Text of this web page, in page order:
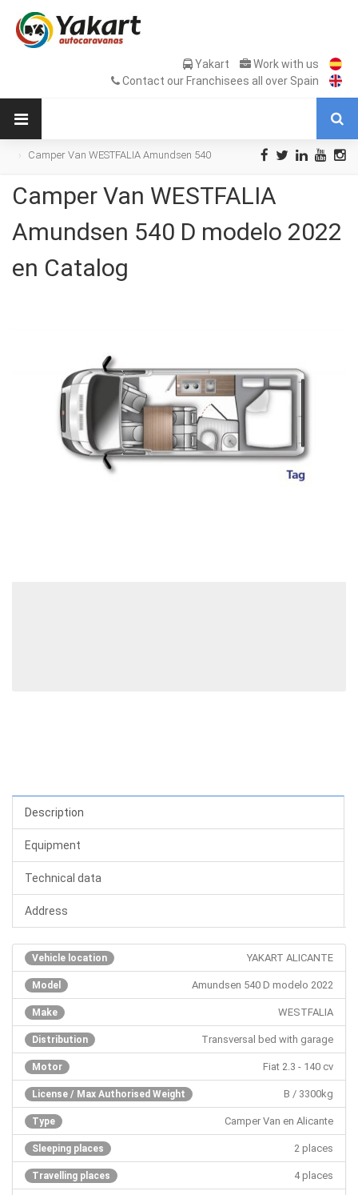
Yakart
Work with us
Contact our Franchisees all over Spain
Camper Van WESTFALIA Amundsen 540
Camper Van WESTFALIA
Amundsen 540 D modelo 2022
en Catalog
Description
Equipment
Technical data
Address
Vehicle location YAKART ALICANTE
Model Amundsen 540 D modelo 2022
Make WESTFALIA
Distribution Transversal bed with garage
Motor Fiat 2.3 - 140 cv
License / Max Authorised Weight B / 3300kg
Type Camper Van en Alicante
Sleeping places 2 places
Travelling places 4 places